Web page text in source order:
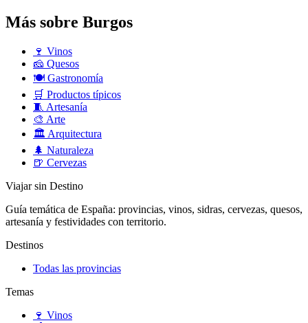
Más sobre Burgos
🍷 Vinos
🧀 Quesos
🍽️ Gastronomía
🛒 Productos típicos
🧵 Artesanía
🎨 Arte
🏛️ Arquitectura
🌲 Naturaleza
🍺 Cervezas
Viajar sin Destino
Guía temática de España: provincias, vinos, sidras, cervezas, quesos,
artesanía y festividades con territorio.
Destinos
Todas las provincias
Temas
🍷 Vinos